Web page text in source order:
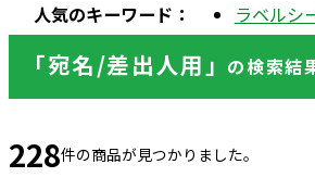
人気のキーワード： ラベルシ
「宛名/差出人用」 の検索結
228件の商品が見つかりました。